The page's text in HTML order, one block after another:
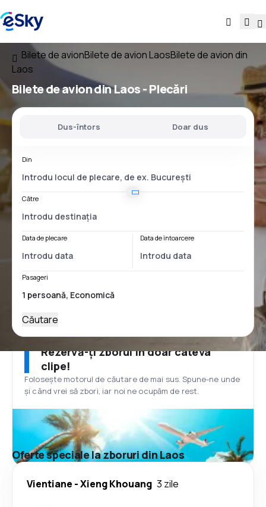
Bilete de avionBilete de avion LaosBilete de avion din
Laos
Bilete de aviondin Laos- Plecări
Dus-întors Doar dus
Din
Către
Data de plecare Data de întoarcere
Pasageri
Căutare
Rezervă-ți zborul în doar câteva
clipe!
Folosește motorul de căutare de mai sus. Spune-ne unde
și când vrei să zbori, iar noi ne ocupăm de rest.
Oferte speciale la zboruri din Laos
Vientiane -Xieng Khouang 3 zile